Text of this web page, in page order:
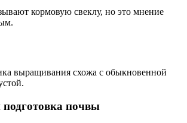
кормовую свеклу, но это мнение
выращивания схожа с обыкновенной
почвы